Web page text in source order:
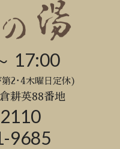
17:00
2･4木曜日定休)
耕英88番地
9685